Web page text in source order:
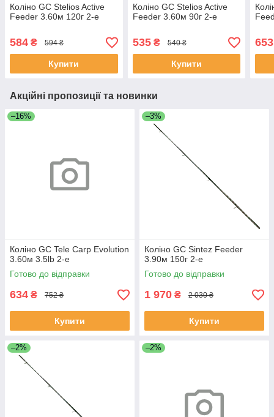
Коліно GC Stelios Active
Feeder 3.60м 120г 2-е
584 ₴ 594 ₴
Купити
Коліно GC Stelios Active
Feeder 3.60м 90г 2-е
535₴ 540 ₴
Купити
653
Акційні пропозиції та новинки
–16%
Коліно GC Tele Carp Evolution
3.60м 3.5lb 2-е
Готово до відправки
634 ₴ 752 ₴
Купити
–3%
Коліно GC Sintez Feeder
3.90м 150г 2-е
Готово до відправки
1 970 ₴ 2 030 ₴
Купити
–2% –2%